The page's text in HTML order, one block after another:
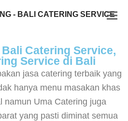
- BALI CATERING SERVICE
Catering Service,
Service di Bali
jasa catering terbaik yang
hanya menu masakan khas
namun Uma Catering juga
yang pasti diminat semua